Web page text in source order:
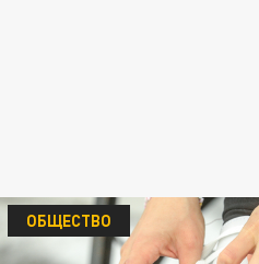
ОБЩЕСТВО